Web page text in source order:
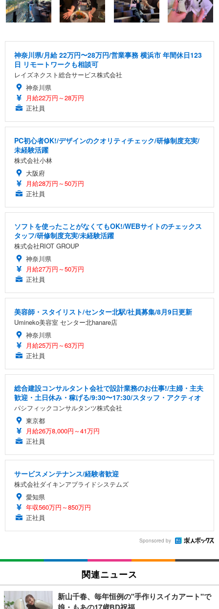
神奈川県/月給 22万円〜28万円/営業事務 横浜市 年間休日123
日 リモートワークも相談可
レイズネクスト総合サービス株式会社
神奈川県
月給22万円～28万円
正社員
PC初心者OK!/デザインのクオリティチェック/研修制度充実/
未経験活躍
株式会社小林
大阪府
月給28万円～50万円
正社員
ソフトを使ったことがなくてもOK!/WEBサイトのチェックス
タッフ/研修制度充実/未経験活躍
株式会社RIOT GROUP
神奈川県
月給27万円～50万円
正社員
美容師・スタイリスト/センター北駅/社員募集/8月9日更新
Umineko美容室 センター北hanare店
神奈川県
月給25万円～63万円
正社員
総合建設コンサルタント会社で設計業務のお仕事!/主婦・主夫
歓迎・土日休み・稼げる/9:30〜17:30/スタッフ・アクティオ
パシフィックコンサルタンツ株式会社
東京都
月給26万8,000円～41万円
正社員
サービスメンテナンス/経験者歓迎
株式会社ダイキンアプライドシステムズ
愛知県
年収560万円～850万円
正社員
Sponsored by
関連ニュース
新山千春、毎年恒例の"手作りスイカアート"で